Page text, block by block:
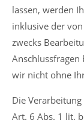
lassen, werden
inklusive der
zwecks
Anschlussfragen
wir nicht ohne
Die
Art. 6 Abs. 1 lit.